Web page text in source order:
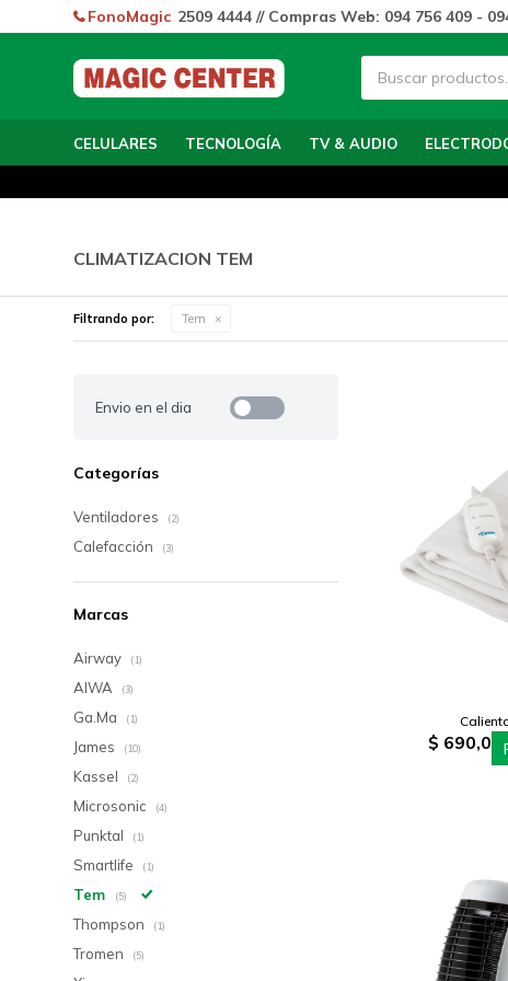
CELULARES TECNOLOGÍA TV & AUDIO
FonoMagic 2509 4444 // Compras Web: 094 756 409 -
CLIMATIZACION TEM
Filtrando por: Tem
$ 690,0
Envio en el dia
Categorías
Ventiladores (2)
Calefacción (3)
Marcas
Airway (1)
AIWA (3)
Ga.Ma (1)
James (10)
Kassel (2)
Microsonic (4)
Punktal (1)
Smartlife (1)
Tem (5)
Thompson (1)
Tromen (5)